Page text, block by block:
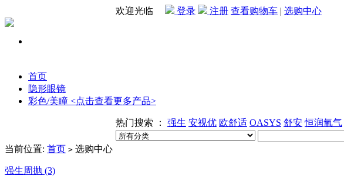
欢迎光临 登录 注册 查看购物车 | 选购中心
首页
隐形眼镜
彩色/美瞳 <点击查看更多产品>
热门搜索 ： 强生 安视优 欧舒适 OASYS 舒安 恒润氧气
当前位置: 首页 > 选购中心
强生周抛 (3)